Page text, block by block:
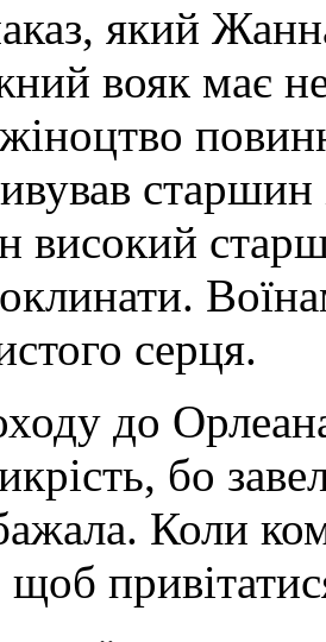
який
вояк має
жіноцтво
старшин
високий
серця.
до
бо
Коли
щоб